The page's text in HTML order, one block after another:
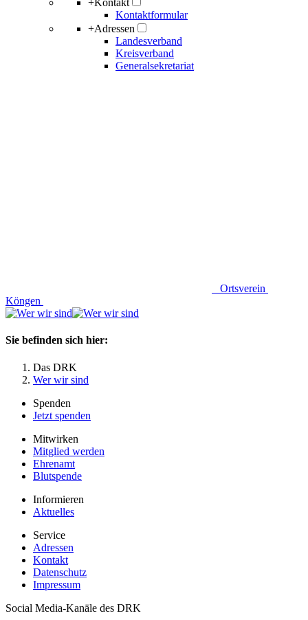
+Kontakt
Kontaktformular
+Adressen
Landesverband
Kreisverband
Generalsekretariat
Ortsverein
Köngen
Sie befinden sich hier:
Das DRK
Wer wir sind
Spenden
Jetzt spenden
Mitwirken
Mitglied werden
Ehrenamt
Blutspende
Informieren
Aktuelles
Service
Adressen
Kontakt
Datenschutz
Impressum
Social Media-Kanäle des DRK